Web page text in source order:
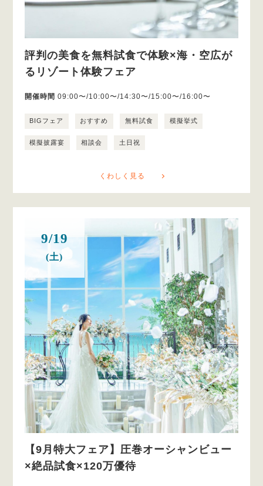
評判の美食を無料試食で体験×海・空広が
るリゾート体験フェア
開催時間 09:00〜/10:00〜/14:30〜/15:00〜/16:00〜
BIGフェア おすすめ 無料試食 模擬挙式
模擬披露宴 相談会 土日祝
くわしく見る
9/19
(土)
【9月特大フェア】圧巻オーシャンビュー
×絶品試食×120万優待